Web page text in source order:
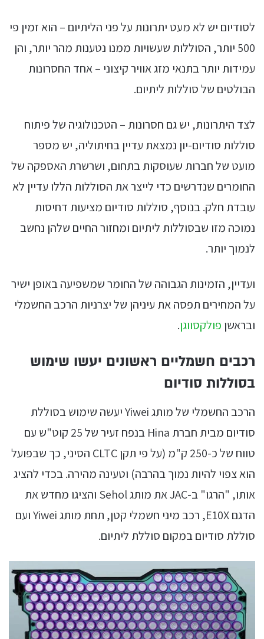
לסודיום יש לא מעט יתרונות על פני הליתיום – הוא זמין פי
500 יותר, הסוללות שעשויות ממנו נטענות מהר יותר, והן
עמידות יותר בתנאי מזג אוויר קיצוני – אחד החסרונות
הבולטים של סוללות ליתיום.
לצד היתרונות, יש גם חסרונות – הטכנולוגיה של פיתוח
סוללות סודיום-יון נמצאת עדיין בחיתוליה, יש מספר
מועט של חברות שעוסקות בתחום, ושרשרת האספקה של
החומרים שנדרשים כדי לייצר את הסוללות הללו עדיין לא
עובדת חלק. בנוסף, סוללות סודיום מציעות דחיסות
נמוכה מזו שבסוללות ליתיום ומחזור החיים שלהן נחשב
לנמוך יותר.
ועדיין, הזמינות הגבוהה של החומר שמשפיעה באופן ישיר
על המחירים תפסה את עיניהן של יצרניות הרכב החשמלי
ובראשן פולקסווגן.
רכבים חשמליים ראשונים יעשו שימוש
בסוללות סודיום
הרכב החשמלי של מותג Yiwei יעשה שימוש בסוללת
סודיום מבית חברת Hina בנפח זעיר של 25 קוט"ש עם
טווח של כ-250 ק"מ (על פי תקן CLTC הסיני, כך שבפועל
הוא צפוי להיות נמוך בהרבה) וטעינה מהירה. בכדי להציג
אותו, "הרגו" ב-JAC את מותג Sehol והציגו מחדש את
הדגם E10X, רכב מיני חשמלי קטן, תחת מותג Yiwei ועם
סוללת סודיום במקום סוללת ליתיום.